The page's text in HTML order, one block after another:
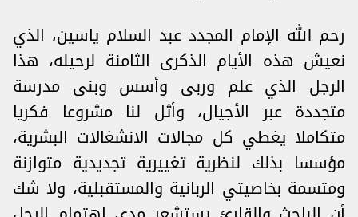
رحم الله الإمام المجدد عبد السلام ياسين، الذي
نعيش هذه الأيام الذكرى الثامنة لرحيله، هذا
الرجل الذي علم وربى وأسس وبنى مدرسة
متجددة عبر الأجيال، وأثل لنا مشروعا فكريا
متكاملا يغطي كل مجالات الانشغالات البشرية،
مؤسسا بذلك لنظرية تغييرية تجديدية متوازنة
ومتسمة بخاصيتي الربانية والمستقبلية، ولا شك